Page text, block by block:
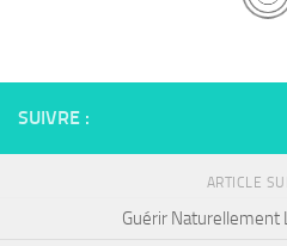
SUIVRE :
ARTICLE
Guérir Naturellement